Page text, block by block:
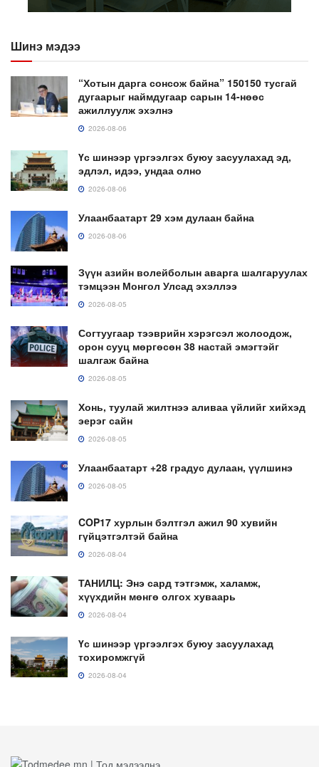
Шинэ мэдээ
“Хотын дарга сонсож байна” 150150 тусгай
дугаарыг наймдугаар сарын 14-нөөс
ажиллуулж эхэлнэ
2026-08-06
Үс шинээр үргээлгэх буюу засуулахад эд,
эдлэл, идээ, ундаа олно
2026-08-06
Улаанбаатарт 29 хэм дулаан байна
2026-08-06
Зүүн азийн волейболын аварга шалгаруулах
тэмцээн Монгол Улсад эхэллээ
2026-08-05
Согтуугаар тээврийн хэрэгсэл жолоодож,
орон сууц мөргөсөн 38 настай эмэгтэйг
шалгаж байна
2026-08-05
Хонь, туулай жилтнээ аливаа үйлийг хийхэд
эерэг сайн
2026-08-05
Улаанбаатарт +28 градус дулаан, үүлшинэ
2026-08-05
COP17 хурлын бэлтгэл ажил 90 хувийн
гүйцэтгэлтэй байна
2026-08-04
ТАНИЛЦ: Энэ сард тэтгэмж, халамж,
хүүхдийн мөнгө олгох хуваарь
2026-08-04
Үс шинээр үргээлгэх буюу засуулахад
тохиромжгүй
2026-08-04